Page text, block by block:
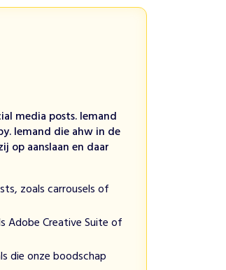
media posts. Iemand
Iemand die ahw in de
op aanslaan en daar
zoals carrousels of
Adobe Creative Suite of
die onze boodschap